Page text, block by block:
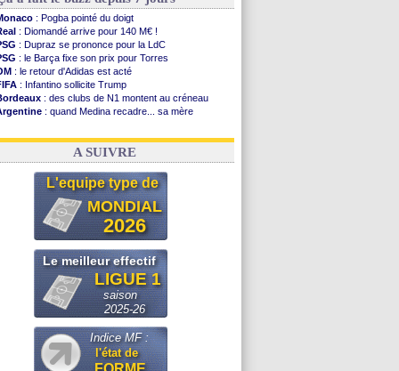
: Pogba pointé du doigt
: Diomandé arrive pour 140 M€ !
: Dupraz se prononce pour la LdC
: le Barça fixe son prix pour Torres
: le retour d'Adidas est acté
: Infantino sollicite Trump
: des clubs de N1 montent au créneau
: quand Medina recadre... sa mère
: Paixão attire un 2e club anglais
A SUIVRE
L'equipe type de
MONDIAL
2026
Le meilleur effectif
LIGUE 1
saison
2025-26
Indice MF :
l'état de